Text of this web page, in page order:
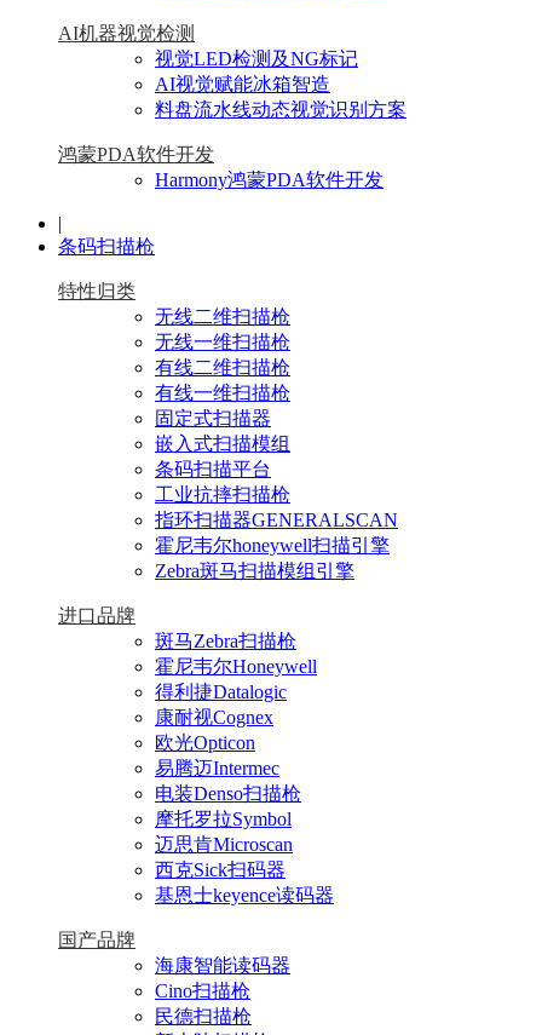
AI机器视觉检测
视觉LED检测及NG标记
AI视觉赋能冰箱智造
料盘流水线动态视觉识别方案
鸿蒙PDA软件开发
Harmony鸿蒙PDA软件开发
|
条码扫描枪
特性归类
无线二维扫描枪
无线一维扫描枪
有线二维扫描枪
有线一维扫描枪
固定式扫描器
嵌入式扫描模组
条码扫描平台
工业抗摔扫描枪
指环扫描器GENERALSCAN
霍尼韦尔honeywell扫描引擎
Zebra斑马扫描模组引擎
进口品牌
斑马Zebra扫描枪
霍尼韦尔Honeywell
得利捷Datalogic
康耐视Cognex
欧光Opticon
易腾迈Intermec
电装Denso扫描枪
摩托罗拉Symbol
迈思肯Microscan
西克Sick扫码器
基恩士keyence读码器
国产品牌
海康智能读码器
Cino扫描枪
民德扫描枪